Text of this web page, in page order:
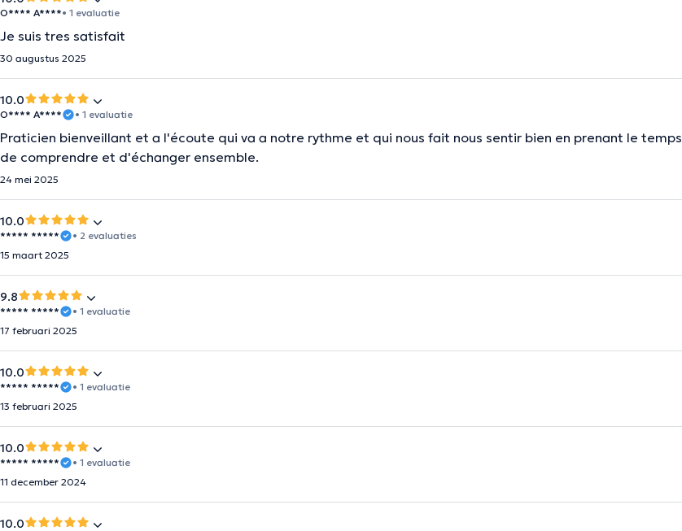
O**** A****• 1 evaluatie
Je suis tres satisfait
30 augustus 2025
10.0
O**** A**** • 1 evaluatie
Praticien bienveillant et a l'écoute qui va a notre rythme et qui nous fait nous sentir bien en prenant le temps
de comprendre et d'échanger ensemble.
24 mei 2025
10.0
***** *****
• 2 evaluaties
15 maart 2025
9.8
***** *****
• 1 evaluatie
17 februari 2025
10.0
***** *****
• 1 evaluatie
13 februari 2025
10.0
***** *****
• 1 evaluatie
11 december 2024
10.0